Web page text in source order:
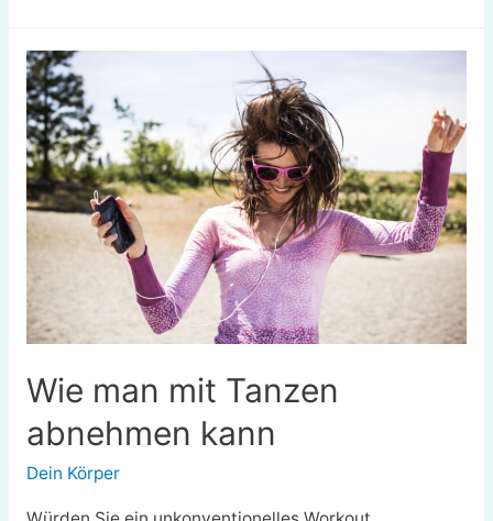
der
Verwendung
des
BMI
zur
Messung
der
Gesundheit
Wie man mit Tanzen
abnehmen kann
Dein Körper